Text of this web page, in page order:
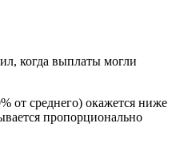
когда выплаты могли
от среднего) окажется ниже
пропорционально